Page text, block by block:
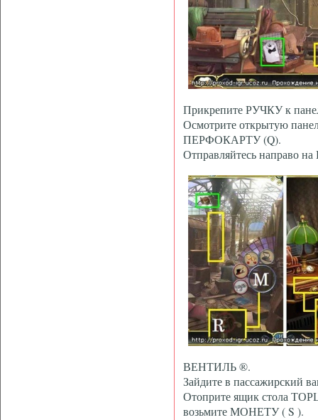
Прикрепите РУЧКУ к
Осмотрите открытую
ПЕРФОКАРТУ (Q).
Отправляйтесь направо
ВЕНТИЛЬ ®.
Зайдите в пассажирский
Отоприте ящик стола
возьмите МОНЕТУ ( S ).